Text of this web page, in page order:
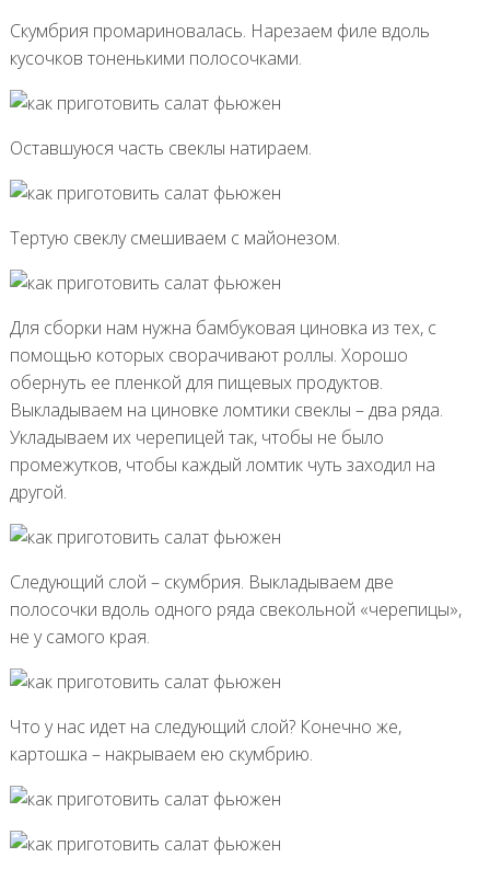
Скумбрия промариновалась. Нарезаем филе вдоль
кусочков тоненькими полосочками.
Оставшуюся часть свеклы натираем.
Тертую свеклу смешиваем с майонезом.
Для сборки нам нужна бамбуковая циновка из тех, с
помощью которых сворачивают роллы. Хорошо
обернуть ее пленкой для пищевых продуктов.
Выкладываем на циновке ломтики свеклы – два ряда.
Укладываем их черепицей так, чтобы не было
промежутков, чтобы каждый ломтик чуть заходил на
другой.
Следующий слой – скумбрия. Выкладываем две
полосочки вдоль одного ряда свекольной «черепицы»,
не у самого края.
Что у нас идет на следующий слой? Конечно же,
картошка – накрываем ею скумбрию.